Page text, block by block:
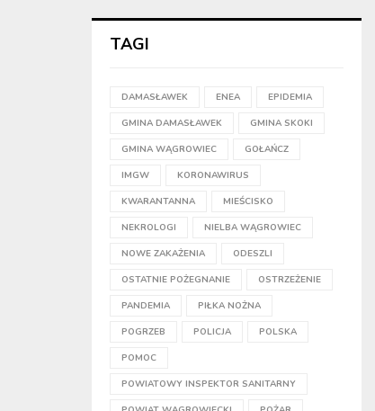
TAGI
DAMASŁAWEK ENEA EPIDEMIA
GMINA DAMASŁAWEK GMINA SKOKI
GMINA WĄGROWIEC GOŁAŃCZ
IMGW KORONAWIRUS
KWARANTANNA MIEŚCISKO
NEKROLOGI NIELBA WĄGROWIEC
NOWE ZAKAŻENIA ODESZLI
OSTATNIE POŻEGNANIE OSTRZEŻENIE
PANDEMIA PIŁKA NOŻNA
POGRZEB POLICJA POLSKA
POMOC
POWIATOWY INSPEKTOR SANITARNY